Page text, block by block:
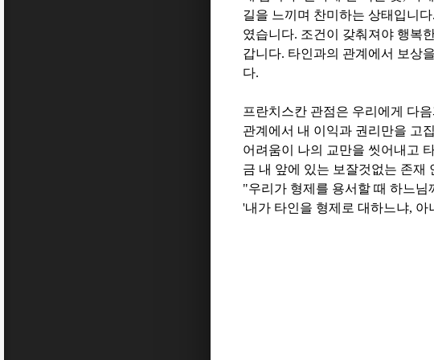
길을 느끼며 찬미하는 상태입니다.
였습니다. 조건이 갖춰져야 행복
갑니다. 타인과의 관계에서 보상
다.
프란치스칸 관점은 우리에게 다
관계에서 내 이익과 권리만을 고
어려움이 나의 교만을 씻어내고
금 내 앞에 있는 보잘것없는 존재
"우리가 형제를 용서할 때 하느님
'내가 타인을 형제로 대하느냐, 아